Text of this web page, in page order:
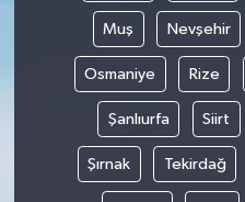
Muş Nevşehir
Osmaniye Rize
Şanlıurfa Siirt
Şırnak Tekirdağ